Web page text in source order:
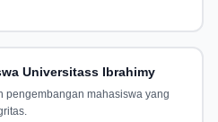
Universitass Ibrahimy
pengembangan mahasiswa yang